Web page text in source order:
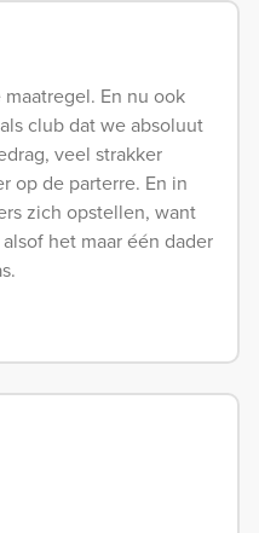
En nu ook
club dat we absoluut
veel strakker
op de parterre. En in
zich opstellen, want
het maar één dader